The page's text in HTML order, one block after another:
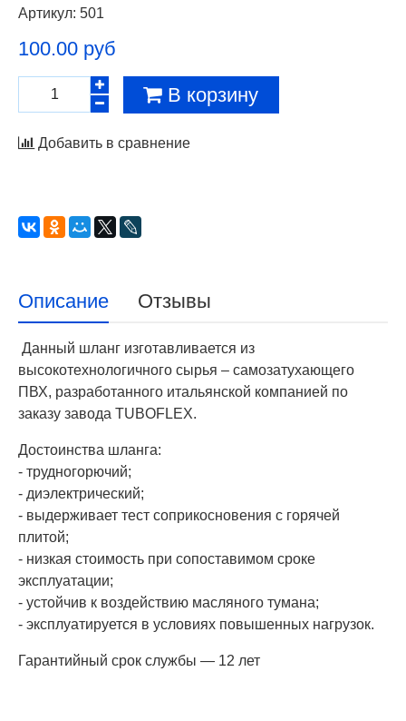
Артикул: 501
100.00 руб
В корзину
Добавить в сравнение
Описание Отзывы
Данный шланг изготавливается из
высокотехнологичного сырья – самозатухающего
ПВХ, разработанного итальянской компанией по
заказу завода TUBOFLEX.
Достоинства шланга:
- трудногорючий;
- диэлектрический;
- выдерживает тест соприкосновения с горячей
плитой;
- низкая стоимость при сопоставимом сроке
эксплуатации;
- устойчив к воздействию масляного тумана;
- эксплуатируется в условиях повышенных нагрузок.
Гарантийный срок службы — 12 лет